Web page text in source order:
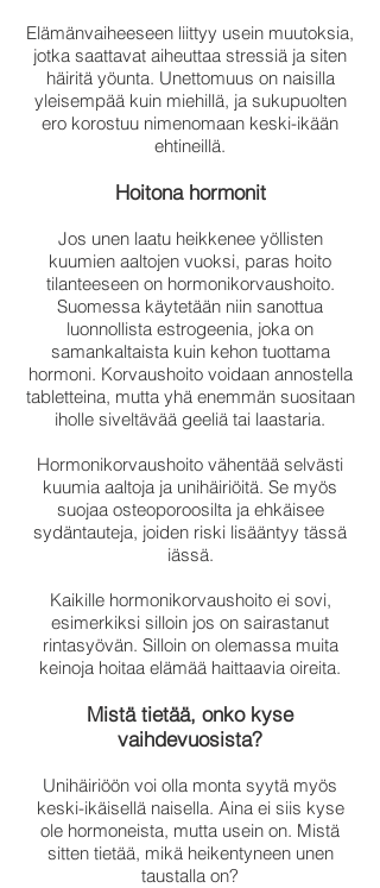
Elämänvaiheeseen liittyy usein muutoksia,
jotka saattavat aiheuttaa stressiä ja siten
häiritä yöunta. Unettomuus on naisilla
yleisempää kuin miehillä, ja sukupuolten
ero korostuu nimenomaan keski-ikään
ehtineillä.
Hoitona hormonit
Jos unen laatu heikkenee yöllisten
kuumien aaltojen vuoksi, paras hoito
tilanteeseen on hormonikorvaushoito.
Suomessa käytetään niin sanottua
luonnollista estrogeenia, joka on
samankaltaista kuin kehon tuottama
hormoni. Korvaushoito voidaan annostella
tabletteina, mutta yhä enemmän suositaan
iholle siveltävää geeliä tai laastaria.
Hormonikorvaushoito vähentää selvästi
kuumia aaltoja ja unihäiriöitä. Se myös
suojaa osteoporoosilta ja ehkäisee
sydäntauteja, joiden riski lisääntyy tässä
iässä.
Kaikille hormonikorvaushoito ei sovi,
esimerkiksi silloin jos on sairastanut
rintasyövän. Silloin on olemassa muita
keinoja hoitaa elämää haittaavia oireita.
Mistä tietää, onko kyse
vaihdevuosista?
Unihäiriöön voi olla monta syytä myös
keski-ikäisellä naisella. Aina ei siis kyse
ole hormoneista, mutta usein on. Mistä
sitten tietää, mikä heikentyneen unen
taustalla on?